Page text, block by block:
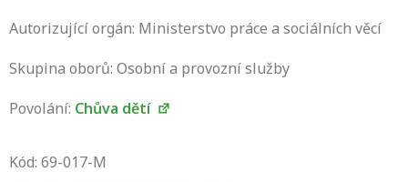
Autorizující orgán: Ministerstvo práce a sociálních věcí
Skupina oborů: Osobní a provozní služby
Povolání: Chůva dětí
Kód: 69-017-MVíte, jaké dovednosti musíte pro danou